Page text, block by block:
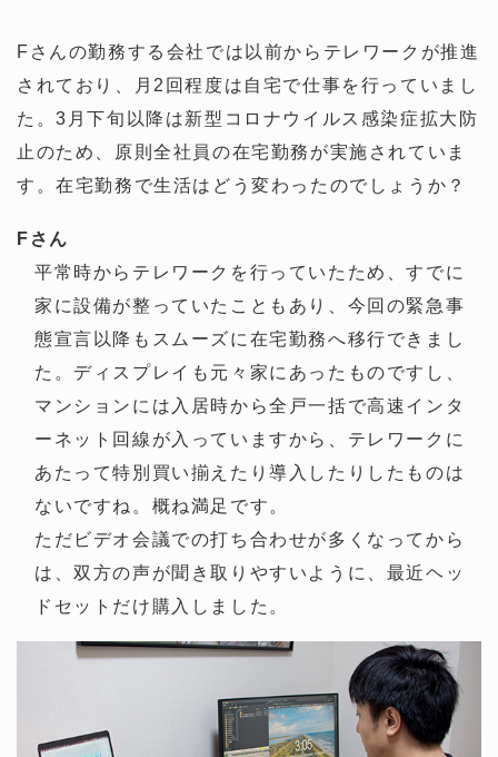
Fさんの勤務する会社では以前からテレワークが推進
されており、月2回程度は自宅で仕事を行っていまし
た。3月下旬以降は新型コロナウイルス感染症拡大防
止のため、原則全社員の在宅勤務が実施されていま
す。在宅勤務で生活はどう変わったのでしょうか？
Fさん
平常時からテレワークを行っていたため、すでに
家に設備が整っていたこともあり、今回の緊急事
態宣言以降もスムーズに在宅勤務へ移行できまし
た。ディスプレイも元々家にあったものですし、
マンションには入居時から全戸一括で高速インタ
ーネット回線が入っていますから、テレワークに
あたって特別買い揃えたり導入したりしたものは
ないですね。概ね満足です。
ただビデオ会議での打ち合わせが多くなってから
は、双方の声が聞き取りやすいように、最近ヘッ
ドセットだけ購入しました。